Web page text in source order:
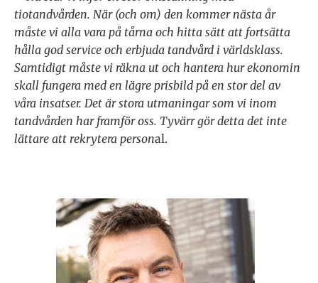
tiotandvården. När (och om) den kommer nästa år
måste vi alla vara på tårna och hitta sätt att fortsätta
hålla god service och erbjuda tandvård i världsklass.
Samtidigt måste vi räkna ut och hantera hur ekonomin
skall fungera med en lägre prisbild på en stor del av
våra insatser. Det är stora utmaningar som vi inom
tandvården har framför oss. Tyvärr gör detta det inte
lättare att rekrytera personal.